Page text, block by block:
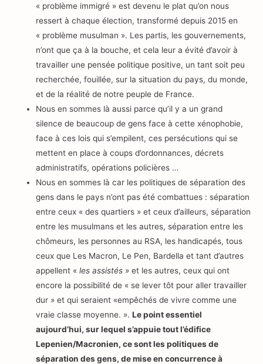
« problème immigré » est devenu le plat qu’on nous
ressert à chaque élection, transformé depuis 2015 en
« problème musulman ». Les partis, les gouvernements,
n’ont que ça à la bouche, et cela leur a évité d’avoir à
travailler une pensée politique positive, un tant soit peu
recherchée, fouillée, sur la situation du pays, du monde,
et de la réalité de notre peuple de France.
Nous en sommes là aussi parce qu’il y a un grand
silence de beaucoup de gens face à cette xénophobie,
face à ces lois qui s’empilent, ces persécutions qui se
mettent en place à coups d’ordonnances, décrets
administratifs, opérations policières …
Nous en sommes là car les politiques de séparation des
gens dans le pays n’ont pas été combattues : séparation
entre ceux « des quartiers » et ceux d’ailleurs, séparation
entre les musulmans et les autres, séparation entre les
chômeurs, les personnes au RSA, les handicapés, tous
ceux que Les Macron, Le Pen, Bardella et tant d’autres
appellent «les assistés »et les autres, ceux qui ont
encore la possibilité de « se lever tôt pour aller travailler
dur » et qui seraient «empêchés de vivre comme une
vraie classe moyenne. ».Le point essentiel
aujourd’hui, sur lequel s’appuie tout l’édifice
Lepenien/Macronien, ce sont les politiques de
séparation des gens, de mise en concurrence à